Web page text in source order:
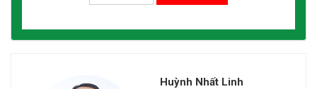
Huỳnh Nhất Linh